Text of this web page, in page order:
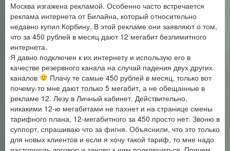
Москва изгажена рекламой. Особенно часто встречается
реклама интернета от Билайна, который относительно
недавно купил Корбину. В этой рекламе они заявляют о том,
что за 450 рублей в месяц дают 12 мегабит безлимитного
интернета.
Я давно подключен к их интернету и использую его в
качестве резервного канала на случай падения двух других
каналов
Плачу те самые 450 рублей в месяц, только вот
почему-то мне дают только 5 мегабит, а не обещанные в
рекламе 12. Лезу в Личный кабинет. Действительно,
никакими 12-ю мегабитами не пахнет и на странице смены
тарифного плана, 12-мегабитного за 450 просто нет. Звоню в
суппорт, спрашиваю что за фигня. Объяснили, что это только
для новых клиентов и если я хочу такой тариф, то мне надо